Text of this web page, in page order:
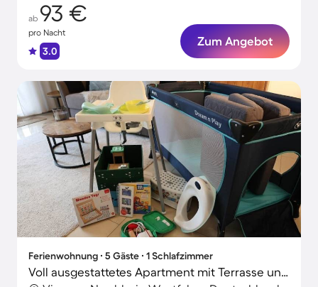
ab 93 €
pro Nacht
3.0
Zum Angebot
Ferienwohnung ∙ 5 Gäste ∙ 1 Schlafzimmer
Voll ausgestattetes Apartment mit Terrasse und Garten | Perfekt für die Arbeit von Zuhause